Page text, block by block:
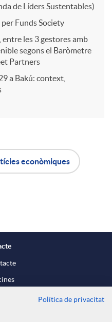
de Líders Sustentables)
Funds Society
les 3 gestores amb
segons el Baròmetre
Partners
a Bakú: context,
econòmiques
Política de privacitat